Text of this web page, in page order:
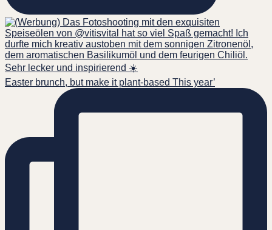
Easter brunch, but make it plant-based This year’